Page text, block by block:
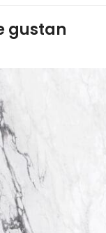
gustan